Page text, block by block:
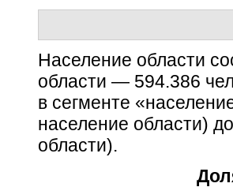
Население области
области — 594.386
в сегменте
население области)
области).